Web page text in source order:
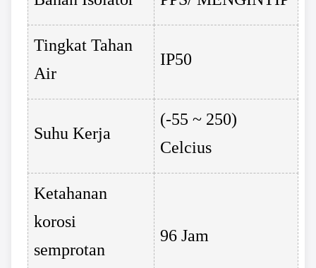
Tingkat Tahan
Air
IP50
Suhu Kerja
(-55 ~ 250)
Celcius
Ketahanan
korosi
semprotan
96 Jam